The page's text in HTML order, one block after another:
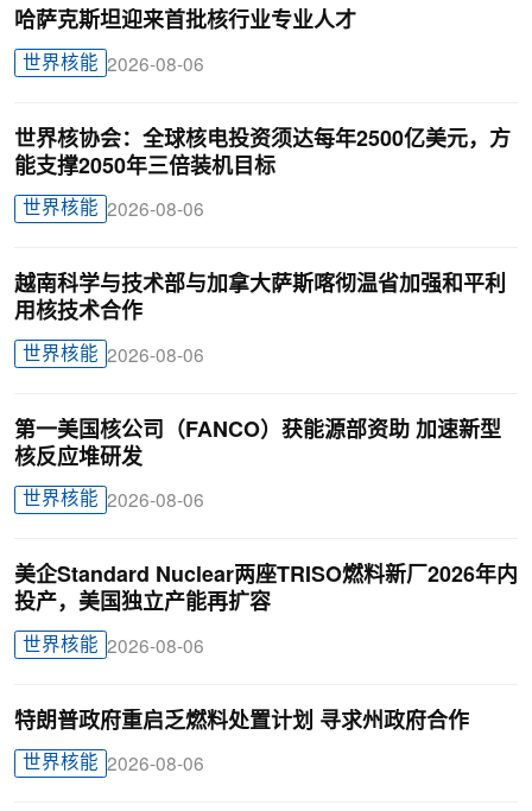
哈萨克斯坦迎来首批核行业专业人才
世界核能 2026-08-06
世界核协会：全球核电投资须达每年2500亿美元，方
能支撑2050年三倍装机目标
世界核能 2026-08-06
越南科学与技术部与加拿大萨斯喀彻温省加强和平利
用核技术合作
世界核能 2026-08-06
第一美国核公司（FANCO）获能源部资助 加速新型
核反应堆研发
世界核能 2026-08-06
美企Standard Nuclear两座TRISO燃料新厂2026年内
投产，美国独立产能再扩容
世界核能 2026-08-06
特朗普政府重启乏燃料处置计划 寻求州政府合作
世界核能 2026-08-06